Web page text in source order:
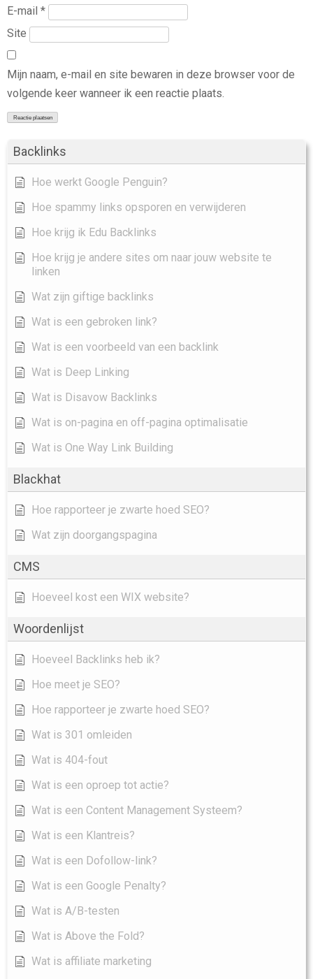
Backlinks
Hoe werkt Google Penguin?
Hoe spammy links opsporen en verwijderen
Hoe krijg ik Edu Backlinks
Hoe krijg je andere sites om naar jouw website te
linken
Wat zijn giftige backlinks
Wat is een gebroken link?
Wat is een voorbeeld van een backlink
Wat is Deep Linking
Wat is Disavow Backlinks
Wat is on-pagina en off-pagina optimalisatie
Wat is One Way Link Building
Blackhat
Hoe rapporteer je zwarte hoed SEO?
Wat zijn doorgangspagina
CMS
Hoeveel kost een WIX website?
Woordenlijst
Hoeveel Backlinks heb ik?
Hoe meet je SEO?
Hoe rapporteer je zwarte hoed SEO?
Wat is 301 omleiden
Wat is 404-fout
Wat is een oproep tot actie?
Wat is een Content Management Systeem?
Wat is een Klantreis?
Wat is een Dofollow-link?
Wat is een Google Penalty?
Wat is A/B-testen
Wat is Above the Fold?
Wat is affiliate marketing
E-mail *
Site
Mijn naam, e-mail en site bewaren in deze browser voor de
volgende keer wanneer ik een reactie plaats.